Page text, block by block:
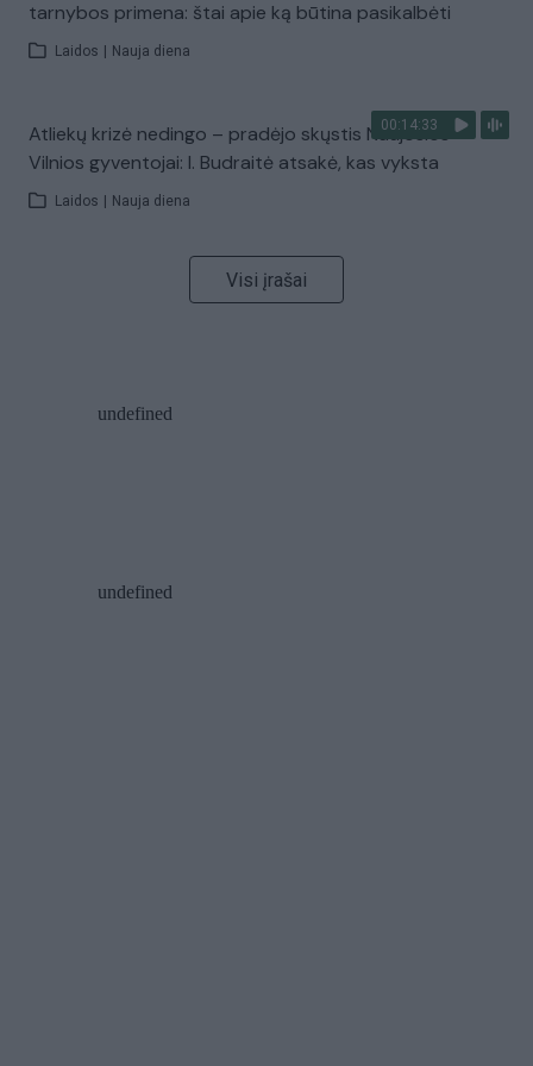
tarnybos primena: štai apie ką būtina pasikalbėti
Laidos Nauja diena
00:14:33
Atliekų krizė nedingo – pradėjo skųstis Naujosios
Vilnios gyventojai: I. Budraitė atsakė, kas vyksta
Laidos Nauja diena
Visi įrašai